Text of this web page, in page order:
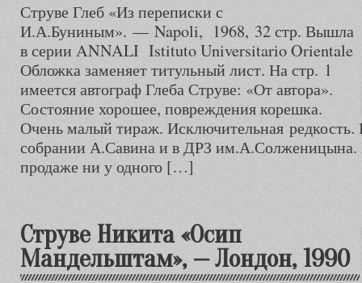
Струве Глеб «Из переписки с
И.А.Буниным». — Napoli, 1968, 32 стр. Вышла
в серии ANNALI Istituto Universitario Orientale
Обложка заменяет титульный лист. На стр. 1
имеется автограф Глеба Струве: «От автора».
Состояние хорошее, повреждения корешка.
Очень малый тираж. Исключительная редкость.
собрании А.Савина и в ДРЗ им.А.Солженицына.
продаже ни у одного […]
Струве Никита «Осип
Мандельштам», — Лондон, 1990